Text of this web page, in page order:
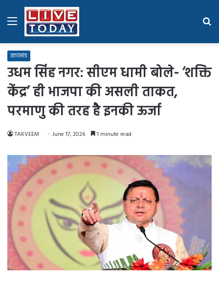
Menu
उत्तराखंड
उधम सिंह नगर: सीएम धामी बोले- ‘शक्ति
केंद्र’ ही भाजपा की असली ताकत,
परमाणु की तरह है इनकी ऊर्जा
TAKVEEM June 17, 2026 1 minute read